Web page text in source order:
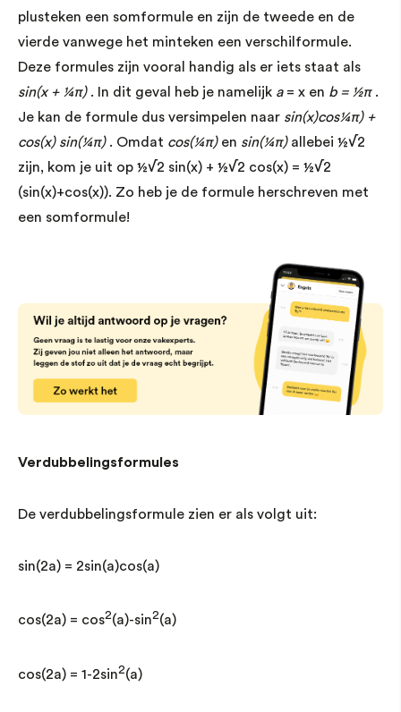
plusteken een somformule en zijn de tweede en de
vierde vanwege het minteken een verschilformule.
Deze formules zijn vooral handig als er iets staat als
sin(x + ¼π). In dit geval heb je namelijk a= x en b = ½π.
Je kan de formule dus versimpelen naar sin(x)cos¼π) +
cos(x) sin(¼π). Omdat cos(¼π)en sin(¼π)allebei ½√2
zijn, kom je uit op ½√2 sin(x) + ½√2 cos(x) = ½√2
(sin(x)+cos(x)). Zo heb je de formule herschreven met
een somformule!
Verdubbelingsformules
De verdubbelingsformule zien er als volgt uit:
sin(2a) = 2sin(a)cos(a)
cos(2a) = cos2(a)-sin2(a)
cos(2a) = 1-2sin2(a)